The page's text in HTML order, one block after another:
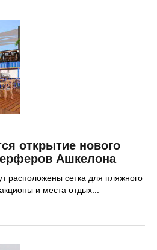
открытие нового
Ашкелона
расположены сетка для пляжного
и места отдых...